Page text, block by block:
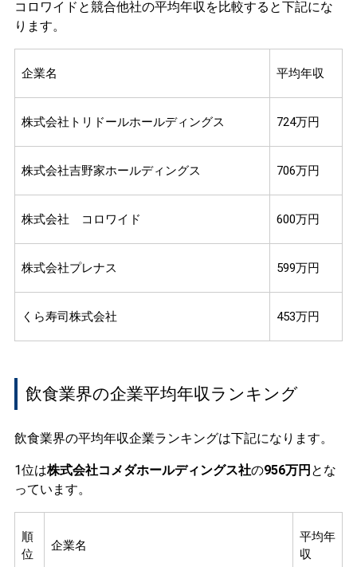
コロワイドと競合他社の平均年収を比較すると下記にな
ります。
企業名 平均年収
株式会社トリドールホールディングス 724万円
株式会社吉野家ホールディングス 706万円
株式会社 コロワイド 600万円
株式会社プレナス 599万円
くら寿司株式会社 453万円
飲食業界の企業平均年収ランキング
飲食業界の平均年収企業ランキングは下記になります。
1位は株式会社コメダホールディングス社の956万円 とな
っています。
順
位
企業名
平均年
収